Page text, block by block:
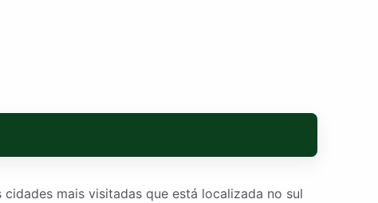
mais visitadas que está localizada no sul